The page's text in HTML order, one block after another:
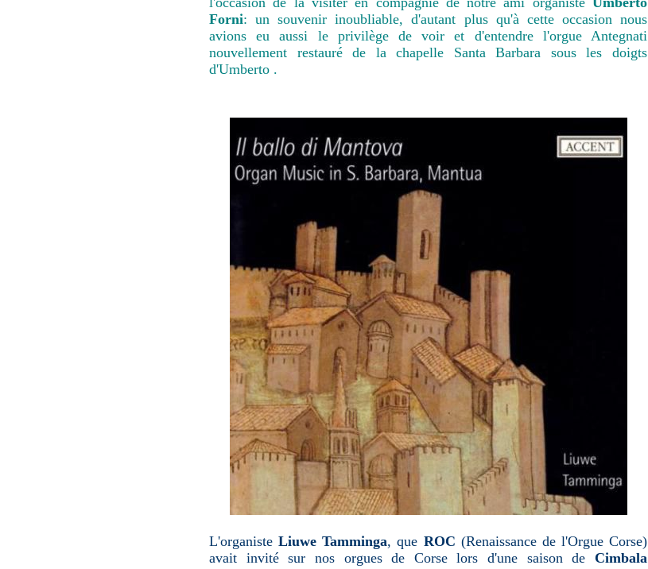
Forni: un souvenir inoubliable, d'autant plus qu'à cette occasion nous
avions eu aussi le privilège de voir et d'entendre l'orgue Antegnati
nouvellement restauré de la chapelle Santa Barbara sous les doigts
d'Umberto .
L'organisteLiuwe Tamminga, que ROC (Renaissance de l'Orgue Corse)
avait invité sur nos orgues de Corse lors d'une saison de Cimbala